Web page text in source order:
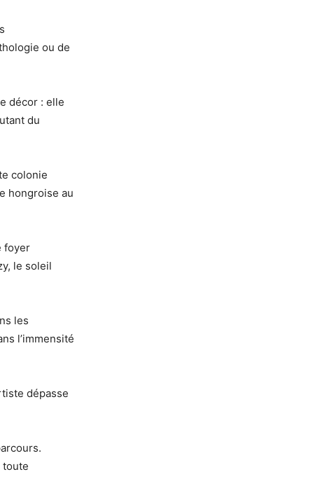
ou de
décor : elle
du
colonie
hongroise au
foyer
le soleil
les
l’immensité
dépasse
toute